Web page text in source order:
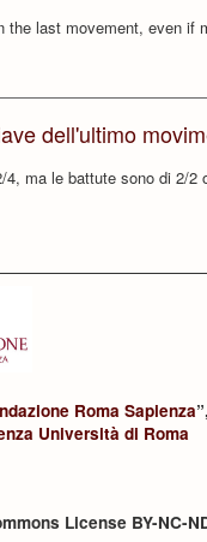
last movement, even if
dell'ultimo
ma le battute sono di 2/2
Roma Sapienza
Università di Roma
License BY-NC-